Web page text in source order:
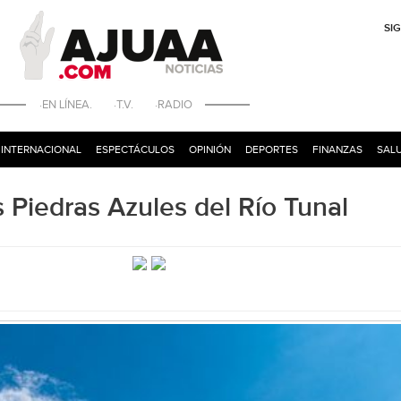
·EN LÍNEA. ·T.V. ·RADIO
INTERNACIONAL ESPECTÁCULOS OPINIÓN DEPORTES FINANZAS
Piedras Azules del Río Tunal